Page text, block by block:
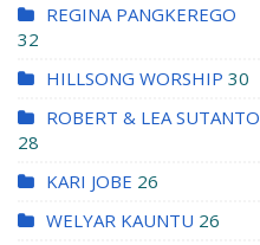
REGINA PANGKEREGO
32
HILLSONG WORSHIP 30
ROBERT & LEA SUTANTO
28
KARI JOBE 26
WELYAR KAUNTU 26